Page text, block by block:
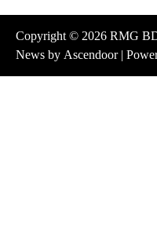
Copyright © 2026 RMG
News by Ascendoor|